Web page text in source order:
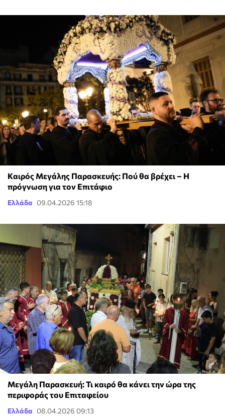
Kαιρός Μεγάλης Παρασκευής: Πού θα βρέχει – Η
πρόγνωση για τον Επιτάφιο
Ελλάδα 09.04.2026 15:18
Μεγάλη Παρασκευή: Τι καιρό θα κάνει την ώρα της
περιφοράς του Επιταφείου
Ελλάδα 08.04.2026 09:13